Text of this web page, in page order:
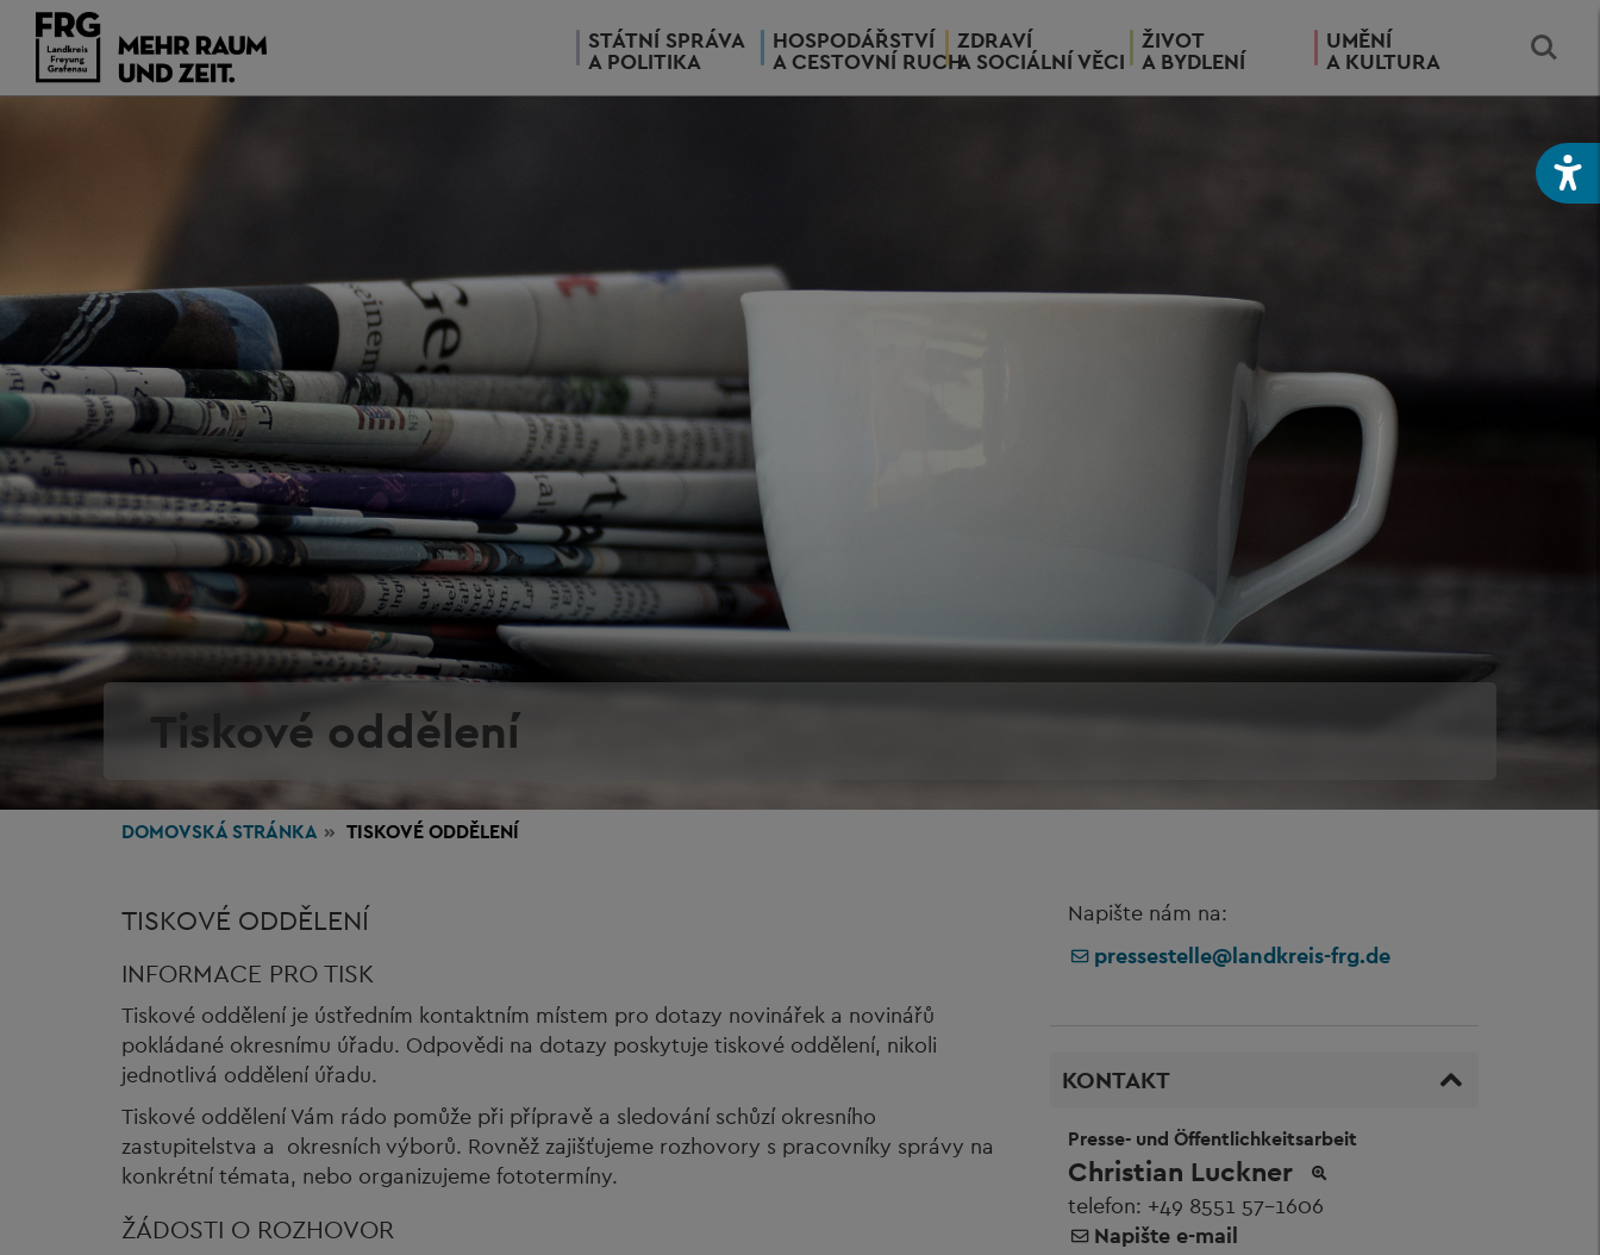
STÁTNÍ SPRÁVA
A POLITIKA
HOSPODÁŘSTVÍ
A CESTOVNÍ RUCH
ZDRAVÍ
A SOCIÁLNÍ VĚCI
ŽIVOT
A BYDLENÍ
UMĚNÍ
A KULTURA
Tiskové oddělení
DOMOVSKÁ STRÁNKA TISKOVÉ ODDĚLENÍ
TISKOVÉ ODDĚLENÍ
INFORMACE PRO TISK
Tiskové oddělení je ústředním kontaktním místem pro dotazy novinářek a novinářů
pokládané okresnímu úřadu. Odpovědi na dotazy poskytuje tiskové oddělení, nikoli
jednotlivá oddělení úřadu.
Tiskové oddělení Vám rádo pomůže při přípravě a sledování schůzí okresního
zastupitelstva a okresních výborů. Rovněž zajišťujeme rozhovory s pracovníky správy na
konkrétní témata, nebo organizujeme fototermíny.
ŽÁDOSTI O ROZHOVOR
Napište nám na:
pressestelle@landkreis-frg.de
KONTAKT
Presse- und Öffentlichkeitsarbeit
Christian Luckner
telefon: +49 8551 57-1606
Napište e-mail